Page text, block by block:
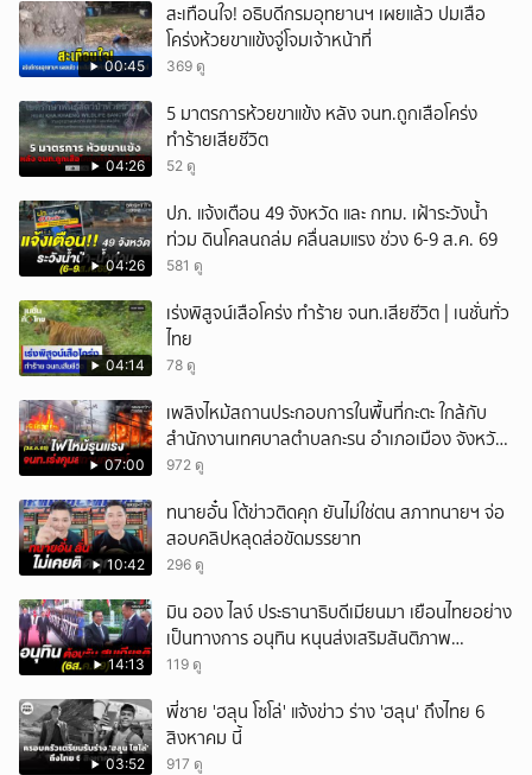
00:45
สะเทือนใจ! อธิบดีกรมอุทยานฯ เผยแล้ว ปมเสือ
โคร่งห้วยขาแข้งจู่โจมเจ้าหน้าที่
369 ดู
04:26
5 มาตรการห้วยขาแข้ง หลัง จนท.ถูกเสือโคร่ง
ทำร้ายเสียชีวิต
52 ดู
04:26
ปภ. แจ้งเตือน 49 จังหวัด และ กทม. เฝ้าระวังน้ำ
ท่วม ดินโคลนถล่ม คลื่นลมแรง ช่วง 6-9 ส.ค. 69
581 ดู
04:14
เร่งพิสูจน์เสือโคร่ง ทำร้าย จนท.เสียชีวิต | เนชั่นทั่ว
ไทย
78 ดู
07:00
เพลิงไหม้สถานประกอบการในพื้นที่กะตะ ใกล้กับ
สำนักงานเทศบาลตำบลกะรน อำเภอเมือง จังหวัด
ภูเก็ต
972 ดู
10:42
ทนายอั๋น โต้ข่าวติดคุก ยันไม่ใช่ตน สภาทนายฯ จ่อ
สอบคลิปหลุดส่อขัดมรรยาท
296 ดู
14:13
มิน ออง ไลง์ ประธานาธิบดีเมียนมา เยือนไทยอย่าง
เป็นทางการ อนุทิน หนุนส่งเสริมสันติภาพ
เสถียรภาพชายแดน
119 ดู
03:52
พี่ชาย 'ฮลุน โซโล่' แจ้งข่าว ร่าง 'ฮลุน' ถึงไทย 6
สิงหาคม นี้
917 ดู